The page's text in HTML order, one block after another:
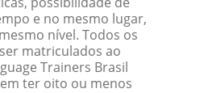
e no mesmo lugar,
nível. Todos os
matriculados ao
Trainers Brasil
ter oito ou menos